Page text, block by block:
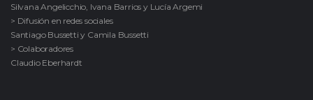
Silvana Angelicchio, Ivana Barrios y Lucía Argemi
> Difusión en redes sociales
Santiago Bussetti y Camila Bussetti
> Colaboradores
Claudio Eberhardt